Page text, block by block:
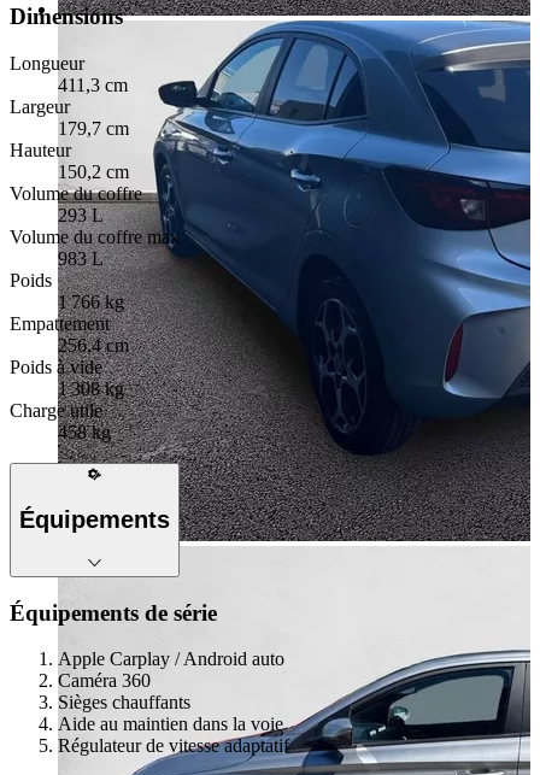
Dimensions
Longueur
411,3 cm
Largeur
179,7 cm
Hauteur
150,2 cm
Volume du coffre
293 L
Volume du coffre max
983 L
Poids
1 766 kg
Empattement
256,4 cm
Poids à vide
1 308 kg
Charge utile
458 kg
Équipements
Équipements de série
Apple Carplay / Android auto
Caméra 360
Sièges chauffants
Aide au maintien dans la voie
Régulateur de vitesse adaptatif